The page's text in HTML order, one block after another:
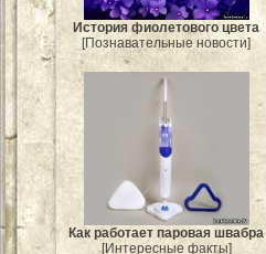
История фиолетового цвета
[Познавательные новости]
Как работает паровая швабра
[Интересные факты]